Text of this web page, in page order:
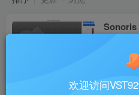
Sonoris
VST插件
4
欢迎访问